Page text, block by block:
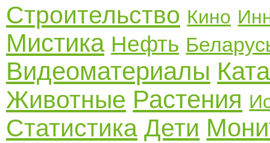
Строительство Кино
Мистика Нефть
Видеоматериалы
Животные Растения
Статистика Дети